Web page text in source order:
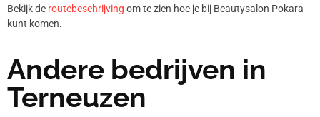
Bekijk de routebeschrijving om te zien hoe je bij Beautysalon Pokara
kunt komen.
Andere bedrijven in
Terneuzen